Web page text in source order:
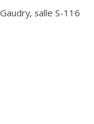
salle S-116